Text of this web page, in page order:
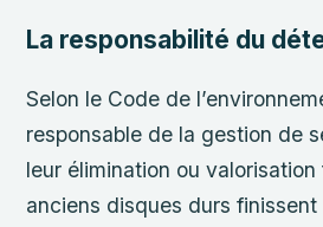
La responsabilité du
Selon le Code de
responsable de la gestion de
leur élimination ou valorisation
anciens disques durs finissent